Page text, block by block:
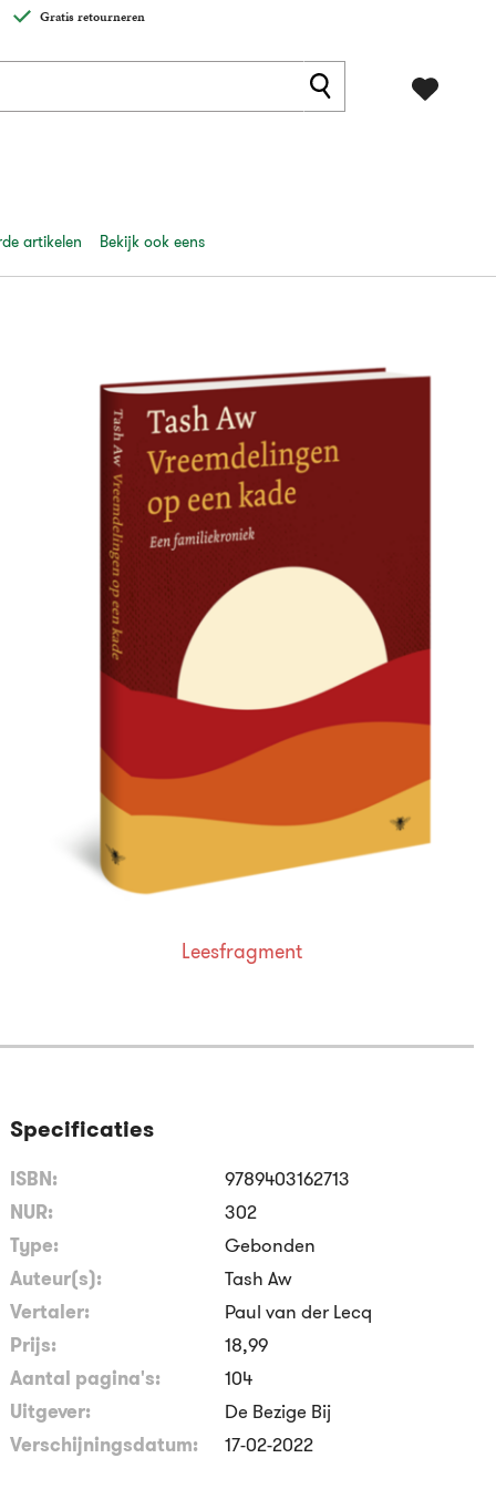
Gratis retourneren
artikelen Bekijk ook eens
Leesfragment
Specificaties
ISBN:
9789403162713
NUR:
302
Type:
Gebonden
Auteur(s):
Tash Aw
Vertaler:
Paul van der Lecq
Prijs:
18,99
Aantal pagina's:
104
Uitgever:
De Bezige Bij
Verschijningsdatum:
17-02-2022